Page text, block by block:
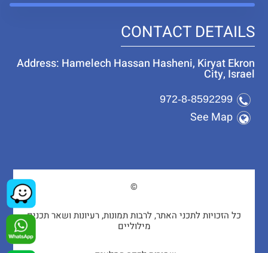
CONTACT DETAILS
Address: Hamelech Hassan Hasheni, Kiryat Ekron
City, Israel
972-8-8592299
See Map
©
כל הזכויות לתכני האתר, לרבות תמונות, רעיונות ושאר תכנים
מילוליים